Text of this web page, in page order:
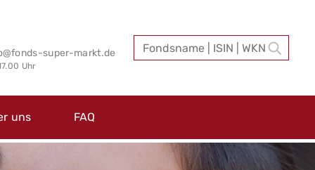
super-markt.de
Uhr
uns FAQ